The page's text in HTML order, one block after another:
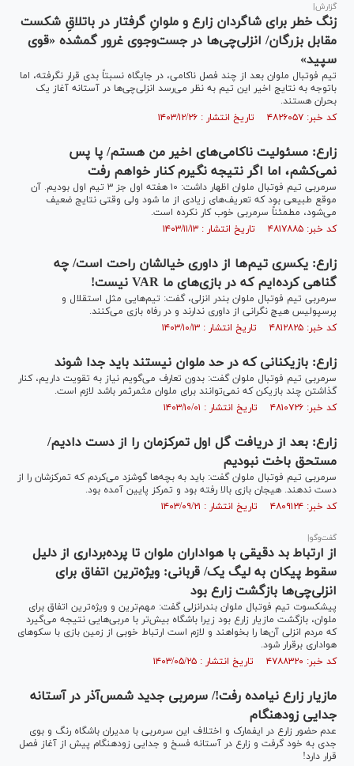
گزارش|
زنگ خطر برای شاگردان زارع و ملوانِ گرفتار در باتلاقِ شکست
مقابل بزرگان/ انزلی‌چی‌ها در جست‌وجوی غرور گمشده «قوی
سپید»
تیم فوتبال ملوان بعد از چند فصل ناکامی، در جایگاه نسبتاً بدی قرار نگرفته، اما
باتوجه به نتایج اخیر این تیم به‌ نظر می‌رسد انزلی‌چی‌ها در آستانه آغاز یک
بحران هستند.
کد خبر: ۴۸۲۶۰۵۷ تاریخ انتشار : ۱۴۰۳/۱۲/۲۶
زارع: مسئولیت ناکامی‌های اخیر من هستم/ پا پس
نمی‌کشم، اما اگر نتیجه نگیرم کنار خواهم رفت
سرمربی تیم فوتبال ملوان اظهار داشت: ۱۰ هفته اول جز ۳ تیم اول بودیم. آن
موقع طبیعی بود که تعریف‌های زیادی از ما شود ولی وقتی نتایج ضعیف
می‌شود، مطمئناً سرمربی خوب کار نکرده است.
کد خبر: ۴۸۱۷۸۸۵ تاریخ انتشار : ۱۴۰۳/۱۱/۱۳
زارع: یکسری تیم‌ها از داوری خیالشان راحت است/ چه
گناهی کرده‌ایم که در بازی‌های ما VAR نیست!
سرمربی تیم فوتبال ملوان بندر انزلی، گفت: تیم‌هایی مثل استقلال و
پرسپولیس هیچ نگرانی از داوری ندارند و در رفاه بازی می‌کنند.
کد خبر: ۴۸۱۲۸۲۵ تاریخ انتشار : ۱۴۰۳/۱۰/۱۳
زارع: بازیکنانی که در حد ملوان نیستند باید جدا شوند
سرمربی تیم فوتبال ملوان گفت: بدون تعارف می‌گویم نیاز به تقویت داریم، کنار
گذاشتن چند بازیکن که نمی‌توانند برای ملوان مثمرثمر باشد لازم است.
کد خبر: ۴۸۱۰۷۲۶ تاریخ انتشار : ۱۴۰۳/۱۰/۰۱
زارع: بعد از دریافت گل اول تمرکزمان را از دست دادیم/
مستحق باخت نبودیم
سرمربی تیم فوتبال ملوان گفت: باید به بچه‌ها گوشزد می‌کردم که تمرکزشان را از
دست ندهند. هیجان بازی بالا رفته بود و تمرکز پایین آمده بود.
کد خبر: ۴۸۰۹۱۲۴ تاریخ انتشار : ۱۴۰۳/۰۹/۲۱
گفت‌وگو|
از ارتباط بد دقیقی با هواداران ملوان تا پرده‌برداری از دلیل
سقوط پیکان به لیگ یک/ قربانی: ویژه‌ترین اتفاق برای
انزلی‌چی‌ها بازگشت زارع بود
پیشکسوت تیم فوتبال ملوان بندرانزلی گفت: مهم‌ترین و ویژه‌ترین اتفاق برای
ملوان، بازگشت مازیار زارع بود زیرا باشگاه بیش‌تر با مربی‌هایی نتیجه می‌گیرد
که مردم انزلی آن‌ها را بخواهند و لازم است ارتباط خوبی از زمین بازی با سکوهای
هواداری برقرار شود.
کد خبر: ۴۷۸۸۳۲۰ تاریخ انتشار : ۱۴۰۳/۰۵/۲۵
مازیار زارع نیامده رفت!/ سرمربی جدید شمس‌آذر در آستانه
جدایی زودهنگام
عدم حضور زارع در ایفمارک و اختلاف این سرمربی با مدیران باشگاه رنگ و بوی
جدی به خود گرفت و زارع در آستانه فسخ و جدایی زودهنگام پیش از آغاز فصل
قرار دارد!